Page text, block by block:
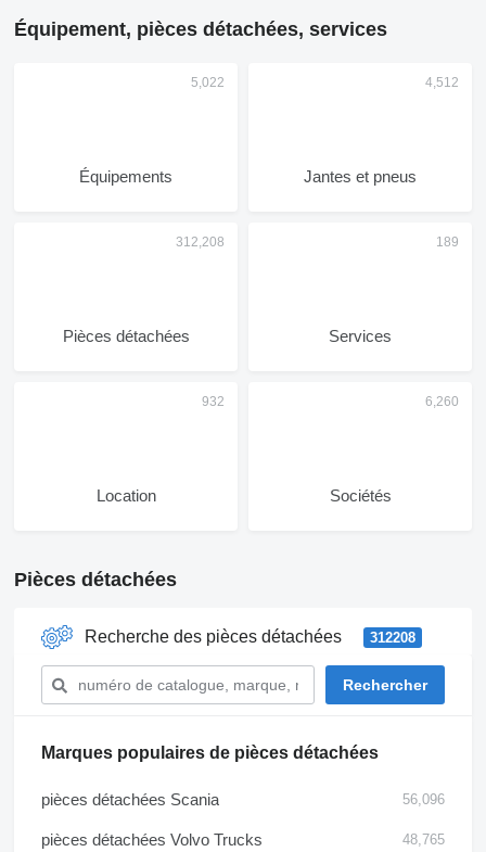
Équipement, pièces détachées, services
Équipements Jantes et pneus
Pièces détachées Services
Location Sociétés
Pièces détachées
Recherche des pièces détachées 312208
Marques populaires de pièces détachées
pièces détachées Scania 56,096
pièces détachées Volvo Trucks 48,765